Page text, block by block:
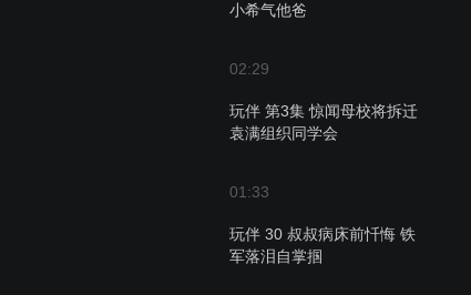
小希气他爸
02:29
玩伴 第3集 惊闻母校将拆迁
袁满组织同学会
01:33
玩伴 30 叔叔病床前忏悔 铁
军落泪自掌掴